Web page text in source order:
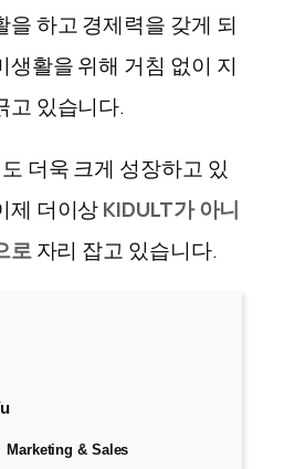
을 하고 경제력을 갖게 되
생활을 위해 거침 없이 지
고 있습니다.
더욱 크게 성장하고 있
제 더이상KIDULT가 아니
로자리 잡고 있습니다.
Marketing & Sales